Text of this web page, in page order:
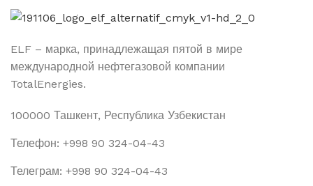
ELF – марка, принадлежащая пятой в мире
международной нефтегазовой компании
TotalEnergies.
100000 Ташкент, Республика Узбекистан
Телефон: +998 90 324-04-43
Телеграм: +998 90 324-04-43